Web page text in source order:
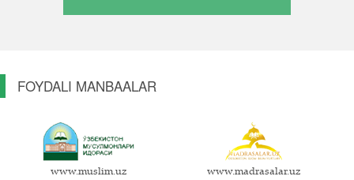
FOYDALI MANBAALAR
www.muslim.uz www.madrasalar.uz